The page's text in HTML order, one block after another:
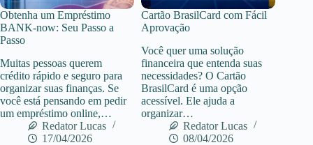
Obtenha um Empréstimo
BANK-now: Seu Passo a
Passo
Muitas pessoas querem
crédito rápido e seguro para
organizar suas finanças. Se
você está pensando em pedir
um empréstimo online,…
Redator Lucas
17/04/2026
Cartão BrasilCard com Fácil
Aprovação
Você quer uma solução
financeira que entenda suas
necessidades? O Cartão
BrasilCard é uma opção
acessível. Ele ajuda a
organizar…
Redator Lucas
08/04/2026